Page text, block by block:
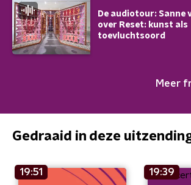
De audiotour: Sanne
over Reset: kunst als
toevluchtsoord
Meer
Gedraaid in deze
19:51 19:39